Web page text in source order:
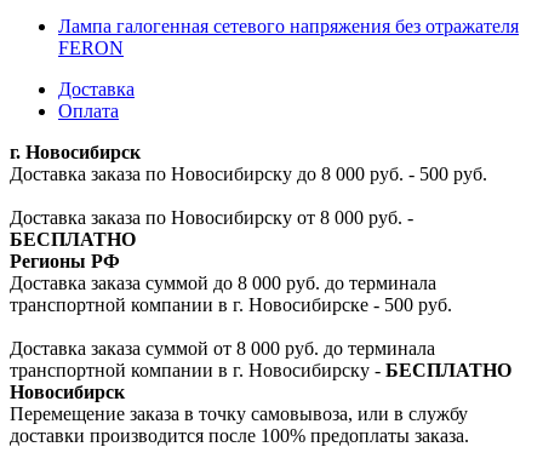
Лампа галогенная сетевого напряжения без отражателя
FERON
Доставка
Оплата
г. Новосибирск
Доставка заказа по Новосибирску до 8 000 руб. - 500 руб.
Доставка заказа по Новосибирску от 8 000 руб. -
БЕСПЛАТНО
Регионы РФ
Доставка заказа суммой до 8 000 руб. до терминала
транспортной компании в г. Новосибирске - 500 руб.
Доставка заказа суммой от 8 000 руб. до терминала
транспортной компании в г. Новосибирску - БЕСПЛАТНО
Новосибирск
Перемещение заказа в точку самовывоза, или в службу
доставки производится после 100% предоплаты заказа.